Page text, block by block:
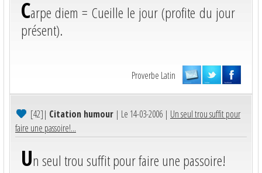
Carpe diem = Cueille le jour (profite du jour
présent).
Proverbe Latin
[42]| Citation humour | Le 14-03-2006 | Un seul trou suffit pour
faire une passoire!...
Un seul trou suffit pour faire une passoire!